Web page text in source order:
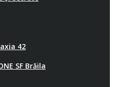
42
SF Brăila